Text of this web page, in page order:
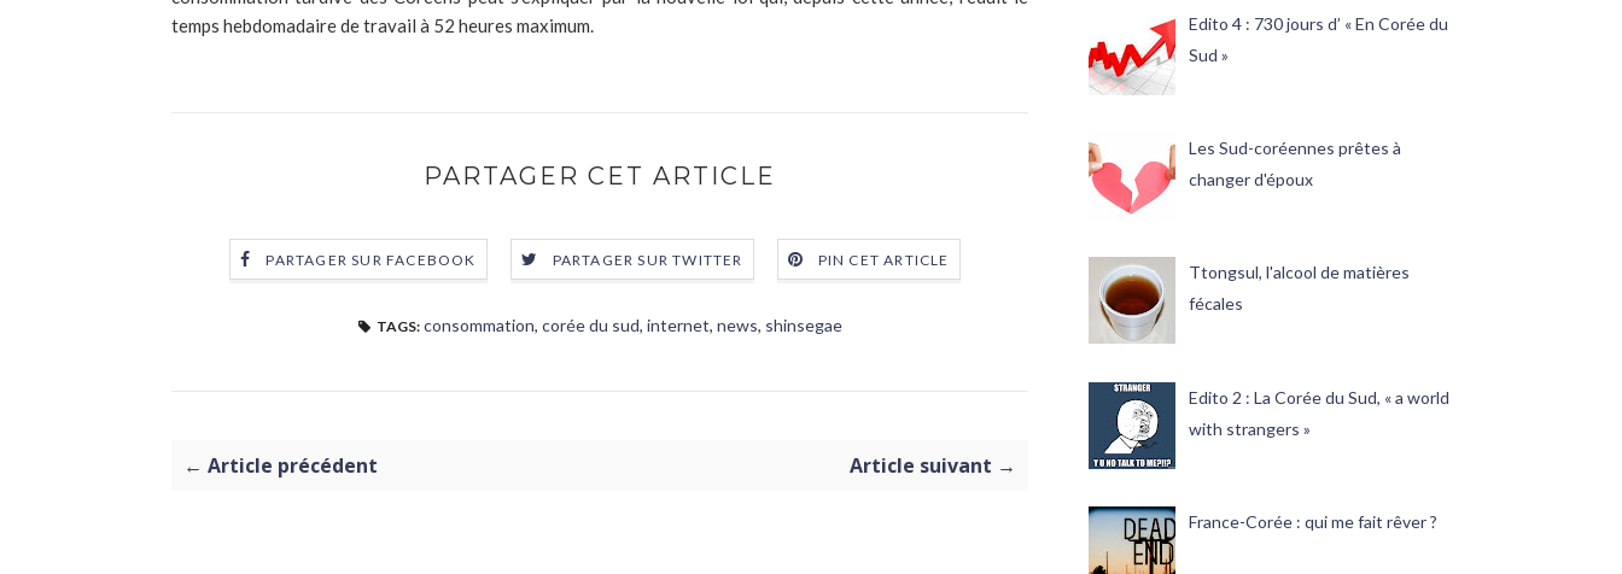
temps hebdomadaire de travail à 52 heures maximum.
PARTAGER CET ARTICLE
PARTAGER SUR FACEBOOK PARTAGER SUR TWITTER PIN CET ARTICLE
TAGS: consommation, corée du sud, internet, news, shinsegae
← Article précédent Article suivant →
Edito 4 : 730 jours d’ « En Corée du
Sud »
Les Sud-coréennes prêtes à
changer d'époux
Ttongsul, l'alcool de matières
fécales
Edito 2 : La Corée du Sud, « a world
with strangers »
France-Corée : qui me fait rêver ?